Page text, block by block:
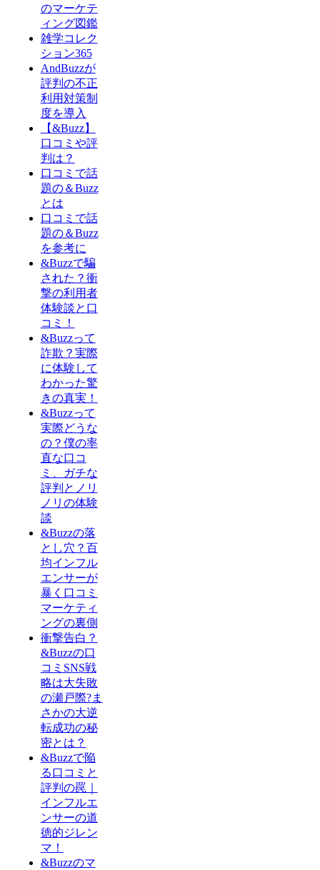
のマーケテ
ィング図鑑
雑学コレク
ション365
AndBuzzが
評判の不正
利用対策制
度を導入
【&Buzz】
口コミや評
判は？
口コミで話
題の＆Buzz
とは
口コミで話
題の＆Buzz
を参考に
&Buzzで騙
された？衝
撃の利用者
体験談と口
コミ！
&Buzzって
詐欺？実際
に体験して
わかった驚
きの真実！
&Buzzって
実際どうな
の？僕の率
直な口コ
ミ、ガチな
評判とノリ
ノリの体験
談
&Buzzの落
とし穴？百
均インフル
エンサーが
暴く口コミ
マーケティ
ングの裏側
衝撃告白？
&Buzzの口
コミSNS戦
略は大失敗
の瀬戸際?ま
さかの大逆
転成功の秘
密とは？
&Buzzで陥
る口コミと
評判の罠｜
インフルエ
ンサーの道
徳的ジレン
マ！
&Buzzのマ